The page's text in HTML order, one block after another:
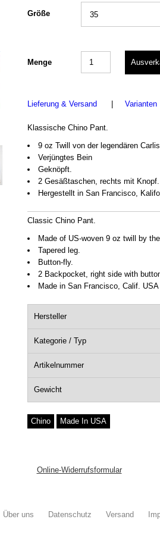
Größe
Menge
Lieferung & Versand Varianten
Klassische Chino Pant.
9 oz Twill von der legendären
Verjüngtes Bein
Geknöpft.
2 Gesäßtaschen, rechts mit Knopf.
Hergestellt in San Francisco,
Classic Chino Pant.
Made of US-woven 9 oz twill by
Tapered leg.
Button-fly.
2 Backpocket, right side with
Made in San Francisco, Calif. USA
Hersteller
Kategorie / Typ
Artikelnummer
Gewicht
Chino Made In USA
Online-Widerrufsformular
Über uns Datenschutz Versand